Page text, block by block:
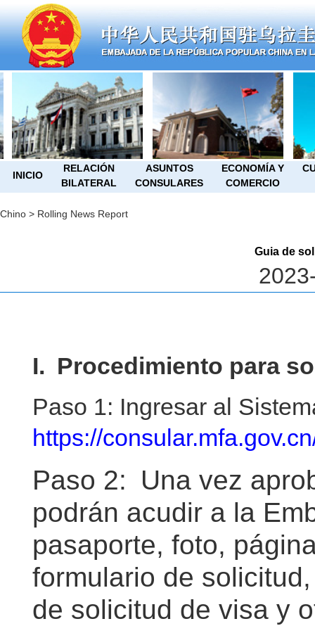
INICIO
RELACIÓN
BILATERAL
ASUNTOS
CONSULARES
ECONOMÍA Y
COMERCIO
Chino > Rolling News Report
Guia de
I. Procedimiento para
Paso 1: Ingresar al
https://
Paso 2: Una vez
podrán acudir a la
pasaporte, foto,
formulario de
de solicitud de visa y